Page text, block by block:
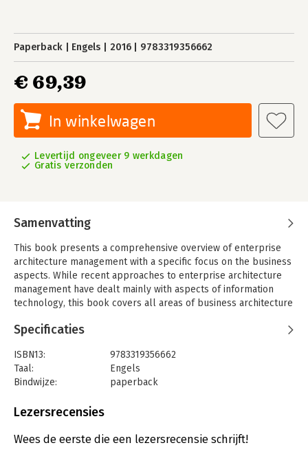
Paperback Engels 2016 9783319356662
€ 69,39
In winkelwagen
Levertijd ongeveer 9 werkdagen
Gratis verzonden
Samenvatting
This book presents a comprehensive overview of enterprise
architecture management with a specific focus on the business
aspects. While recent approaches to enterprise architecture
management have dealt mainly with aspects of information
technology, this book covers all areas of business architecture
The book provides examples of how architectural thinking can
perspectives into a consistent whole. In-depth experiences
from end-user organizations help readers to understand the
abstract concepts of business architecture management and to
architecture professionals, researchers, and others working in
this comprehensive volume and its hands-on examples
Specificaties
ISBN13:
9783319356662
Taal:
Engels
Bindwijze:
paperback
Verschijningsdatum:
Hoofdrubriek:
Strategisch management
Lezersrecensies
Wees de eerste die een lezersrecensie schrijft!